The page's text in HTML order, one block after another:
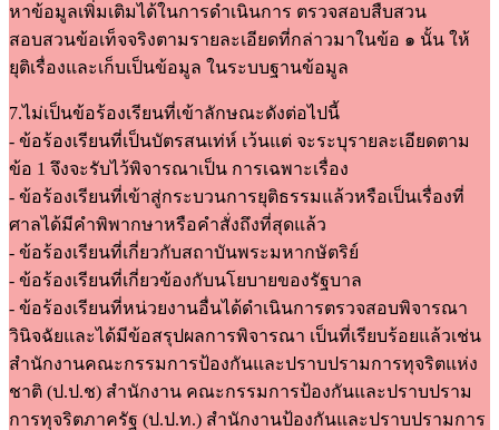
หาข้อมูลเพิ่มเติมได้ในการดำเนินการ ตรวจสอบสืบสวน
สอบสวนข้อเท็จจริงตามรายละเอียดที่กล่าวมาในข้อ ๑ นั้น ให้
ยุติเรื่องและเก็บเป็นข้อมูล ในระบบฐานข้อมูล
7.ไม่เป็นข้อร้องเรียนที่เข้าลักษณะดังต่อไปนี้
- ข้อร้องเรียนที่เป็นบัตรสนเท่ห์ เว้นแต่ จะระบุรายละเอียดตาม
ข้อ 1 จึงจะรับไว้พิจารณาเป็น การเฉพาะเรื่อง
- ข้อร้องเรียนที่เข้าสู่กระบวนการยุติธรรมแล้วหรือเป็นเรื่องที่
ศาลได้มีคำพิพากษาหรือคำสั่งถึงที่สุดแล้ว
- ข้อร้องเรียนที่เกี่ยวกับสถาบันพระมหากษัตริย์
- ข้อร้องเรียนที่เกี่ยวข้องกับนโยบายของรัฐบาล
- ข้อร้องเรียนที่หน่วยงานอื่นได้ดำเนินการตรวจสอบพิจารณา
วินิจฉัยและได้มีข้อสรุปผลการพิจารณา เป็นที่เรียบร้อยแล้วเช่น
สำนักงานคณะกรรมการป้องกันและปราบปรามการทุจริตแห่ง
ชาติ (ป.ป.ช) สำนักงาน คณะกรรมการป้องกันและปราบปราม
การทุจริตภาครัฐ (ป.ป.ท.) สำนักงานป้องกันและปราบปรามการ